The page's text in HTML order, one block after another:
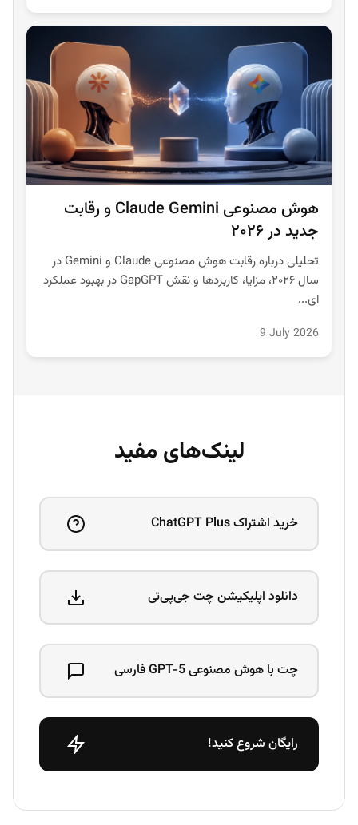
هوش مصنوعی Claude Gemini و رقابت
جدید در ۲۰۲۶
تحلیلی درباره رقابت هوش مصنوعی Claude و Gemini در
سال ۲۰۲۶، مزایا، کاربردها و نقش GapGPT در بهبود عملکرد
ای...
9 July 2026
لینک‌های مفید
خرید اشتراک ChatGPT Plus
دانلود اپلیکیشن چت جی‌پی‌تی
چت با هوش مصنوعی GPT-5 فارسی
رایگان شروع کنید!